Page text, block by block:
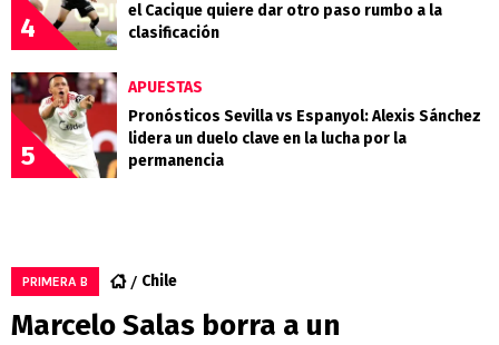
4
el Cacique quiere dar otro paso rumbo a la
clasificación
5
APUESTAS
Pronósticos Sevilla vs Espanyol: Alexis Sánchez
lidera un duelo clave en la lucha por la
permanencia
PRIMERA B Chile
Marcelo Salas borra a un